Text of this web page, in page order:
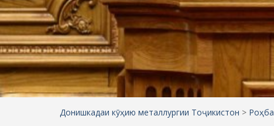
Донишкадаи кӯҳию металлургии Тоҷикистон >